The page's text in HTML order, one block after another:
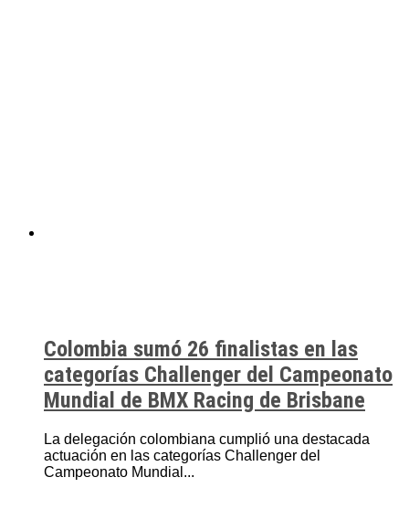
Colombia sumó 26 finalistas en las
categorías Challenger del Campeonato
Mundial de BMX Racing de Brisbane
La delegación colombiana cumplió una destacada
actuación en las categorías Challenger del
Campeonato Mundial...